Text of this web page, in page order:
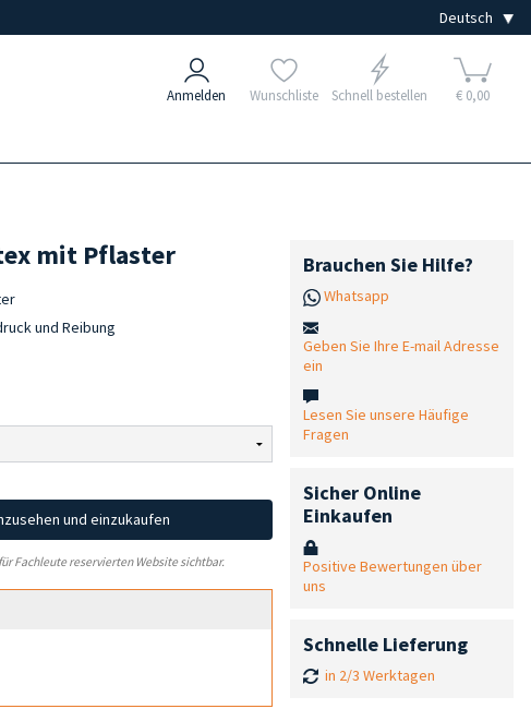
Anmelden Wunschliste Schnell bestellen € 0,00
mit Pflaster
und Reibung
und einzukaufen
Fachleute reservierten Website sichtbar.
Brauchen Sie Hilfe?
Whatsapp
Geben Sie Ihre E-mail Adresse
ein
Lesen Sie unsere Häufige
Fragen
Sicher Online
Einkaufen
Positive Bewertungen über
uns
Schnelle Lieferung
in 2/3 Werktagen